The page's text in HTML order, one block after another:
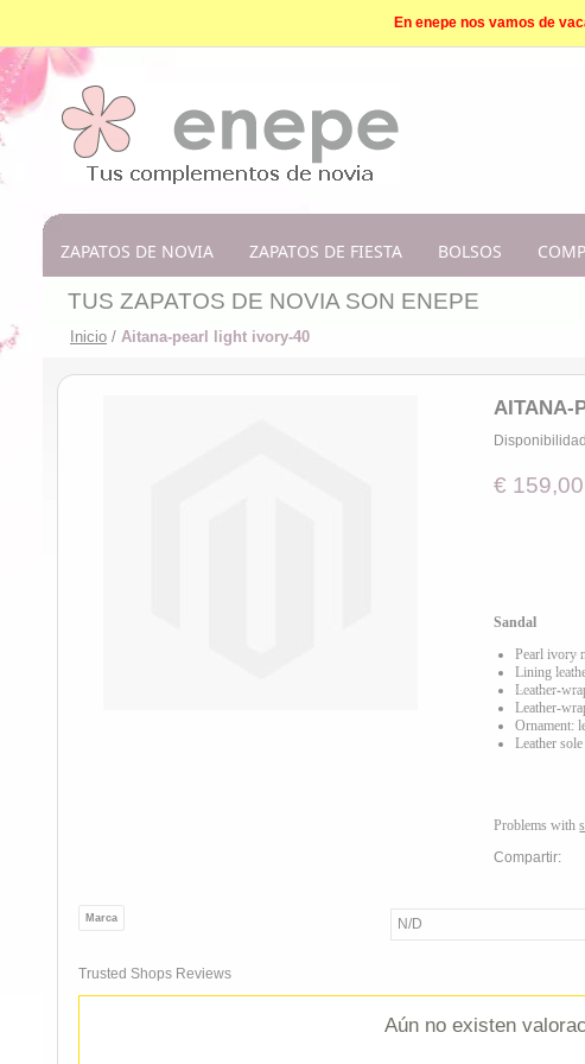
En enepe nos vamos de
ZAPATOS DE NOVIA ZAPATOS DE FIESTA BOLSOS
TUS ZAPATOS DE NOVIA SON ENEPE
Inicio / Aitana-pearl light ivory-40
AITANA-
€ 159,00
Sandal
Pearl ivory
Lining
Leather-
Leather-
Ornament:
Leather sole
Problems with
Compartir:
Marca N/D
Trusted Shops Reviews
Aún no existen